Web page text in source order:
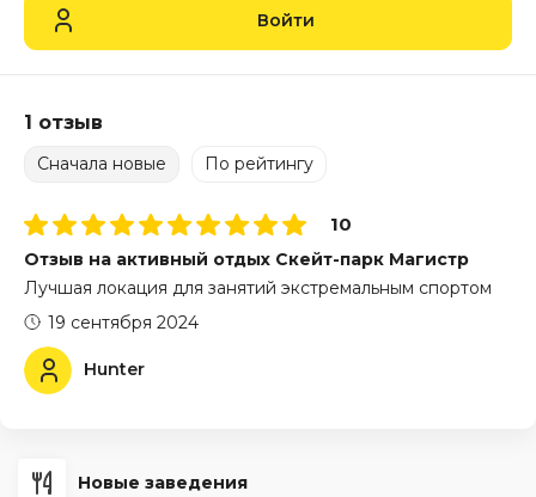
Войти
1 отзыв
Сначала новые По рейтингу
10
Отзыв на активный отдых Скейт-парк Магистр
Лучшая локация для занятий экстремальным спортом
Hunter
19 сентября 2024
Новые заведения